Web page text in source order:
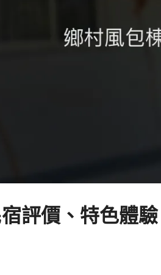
評價、特色體